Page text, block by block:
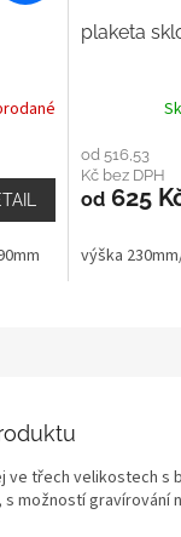
plaketa
od 516,53
Kč bez DPH
od625
výška
ve třech velikostech s
možností gravírování